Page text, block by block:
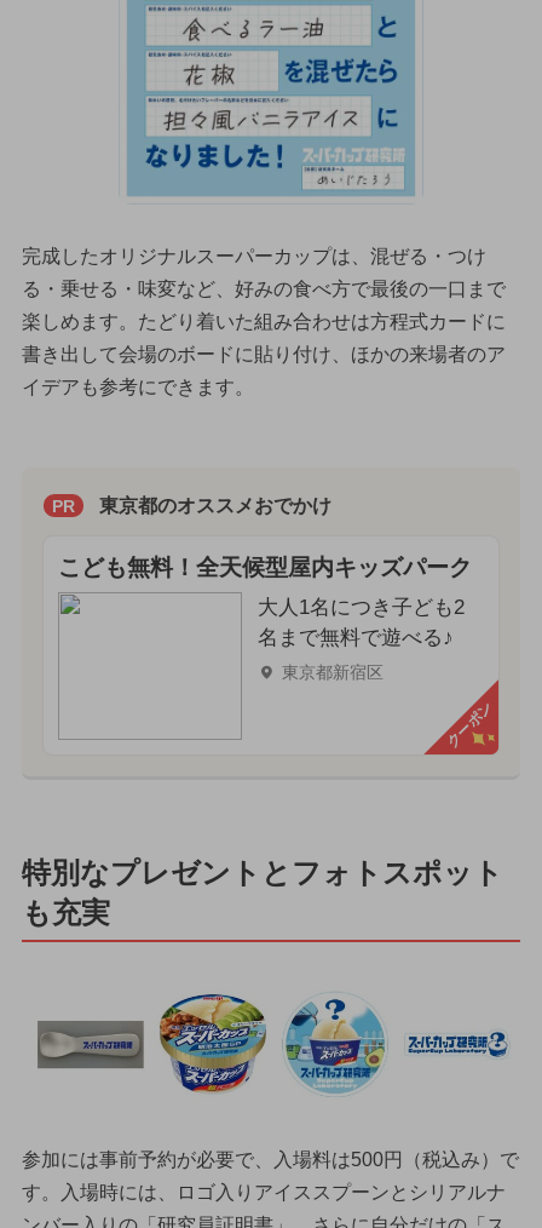
完成したオリジナルスーパーカップは、混ぜる・つけ
る・乗せる・味変など、好みの食べ方で最後の一口まで
楽しめます。たどり着いた組み合わせは方程式カードに
書き出して会場のボードに貼り付け、ほかの来場者のア
イデアも参考にできます。
PR 東京都のオススメおでかけ
こども無料！全天候型屋内キッズパーク
大人1名につき子ども2
名まで無料で遊べる♪
東京都新宿区
クーポン
特別なプレゼントとフォトスポット
も充実
参加には事前予約が必要で、入場料は500円（税込み）で
す。入場時には、ロゴ入りアイススプーンとシリアルナ